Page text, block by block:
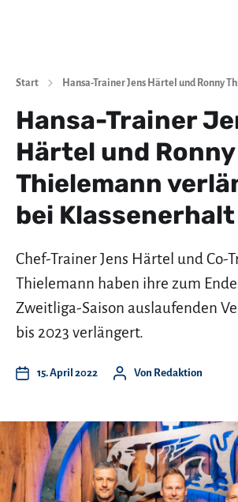
Start Hansa-Trainer Jens Härtel und Ronny
Hansa-Trainer
Härtel und Ronny
Thielemann
bei Klassenerhalt
Chef-Trainer Jens Härtel und Co-
Thielemann haben ihre zum
Zweitliga-Saison auslaufenden
bis 2023 verlängert.
15. April 2022 Von Redaktion